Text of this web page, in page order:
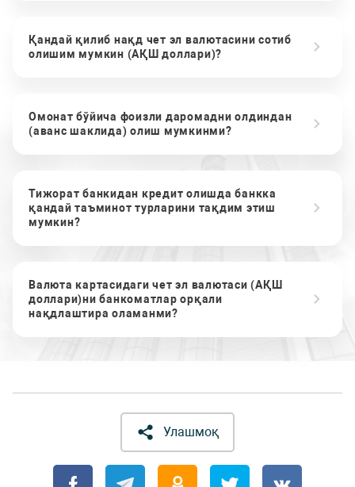
Қандай қилиб нақд чет эл валютасини сотиб
олишим мумкин (АҚШ доллари)?
Омонат бўйича фоизли даромадни олдиндан
(аванс шаклида) олиш мумкинми?
Тижорат банкидан кредит олишда банкка
қандай таъминот турларини тақдим этиш
мумкин?
Валюта картасидаги чет эл валютаси (АҚШ
доллари)ни банкоматлар орқали
нақдлаштира оламанми?
Улашмоқ